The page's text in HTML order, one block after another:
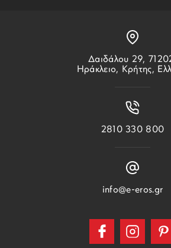
Δαιδάλου 29,
Ηράκλειο, Κρήτης,
2810 330 800
info@e-eros.gr